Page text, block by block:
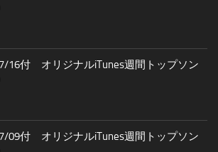
16付 オリジナルiTunes週間トップソン
09付 オリジナルiTunes週間トップソン